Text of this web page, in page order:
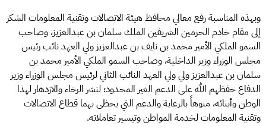
وبهذه المناسبة رفع معالي محافظ هيئة الاتصالات وتقنية المعلومات الشكر
إلى مقام خادم الحرمين الشريفين الملك سلمان بن عبدالعزيز، وصاحب
السمو الملكي الأمير محمد بن نايف بن عبدالعزيز ولي العهد نائب رئيس
مجلس الوزراء وزير الداخلية، وصاحب السمو الملكي الأمير محمد بن
سلمان بن عبدالعزيز ولي ولي العهد النائب الثاني لرئيس مجلس الوزراء وزير
الدفاع حفظهم الله على الدعم الغير المحدود؛ لنشر الرخاء والازدهار لهذا
الوطن وأبنائه، منوهاً بالرعاية والدعم التي يحظى بهما قطاع الاتصالات
وتقنية المعلومات لخدمة المواطن وتيسير تعاملاته.